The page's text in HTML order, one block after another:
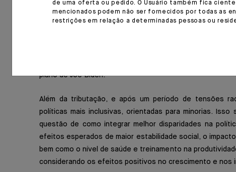
tanto com presidentes democratas quanto com
pacto social baseado na promessa norte-americana
previstas é tanto aumentar a contribuição do 1% que
plano de Joe Biden.
Além da tributação, e após um período de tensões
políticas mais inclusivas, orientadas para minorias.
questão de como integrar melhor disparidades na
efeitos esperados de maior estabilidade social, o
bem como o nível de saúde e treinamento na
considerando os efeitos positivos no crescimento e nos
de uma oferta ou pedido. O Usuário também fica
mencionados podem não ser fornecidos por todas as
restrições em relação a determinadas pessoas ou